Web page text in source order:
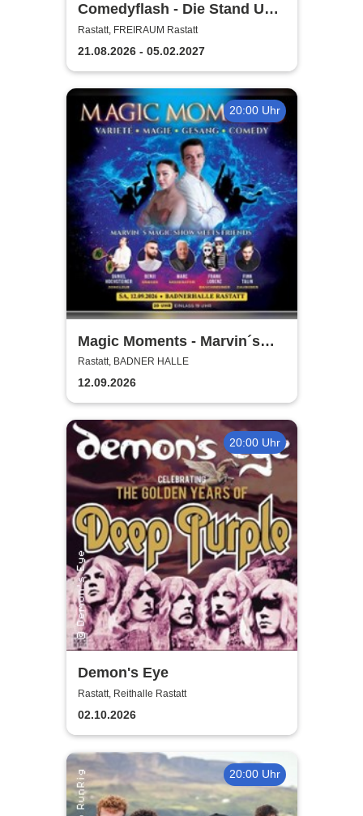
Comedyflash - Die Stand Up
Comedy Show in Rastatt
Rastatt, FREIRAUM Rastatt
21.08.2026 - 05.02.2027
20:00 Uhr
Magic Moments - Marvin´s
Magic Show meets friends /
Marvin Seib
Rastatt, BADNER HALLE
12.09.2026
20:00 Uhr
Demon's Eye
Rastatt, Reithalle Rastatt
02.10.2026
20:00 Uhr